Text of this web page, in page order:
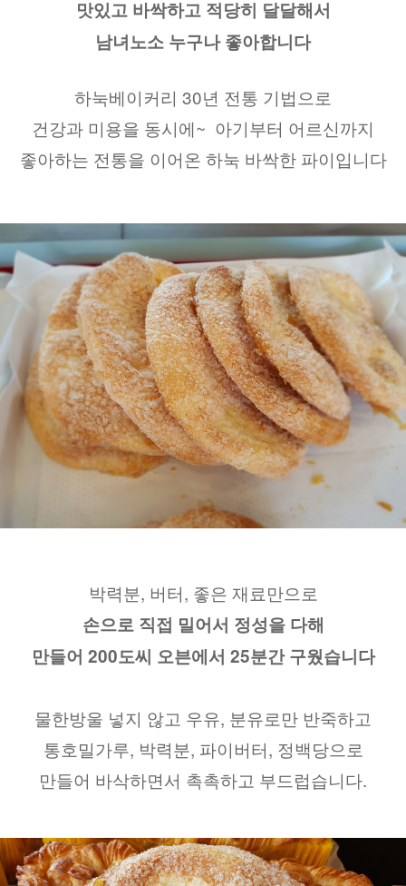
맛있고 바싹하고 적당히 달달해서
남녀노소 누구나 좋아합니다
하눅베이커리 30년 전통 기법으로
건강과 미용을 동시에~  아기부터 어르신까지
좋아하는 전통을 이어온 하눅 바싹한 파이입니다
박력분, 버터, 좋은 재료만으로
손으로 직접 밀어서 정성을 다해
만들어 200도씨 오븐에서 25분간 구웠습니다
물한방울 넣지 않고 우유, 분유로만 반죽하고
통호밀가루, 박력분, 파이버터, 정백당으로
만들어 바삭하면서 촉촉하고 부드럽습니다.